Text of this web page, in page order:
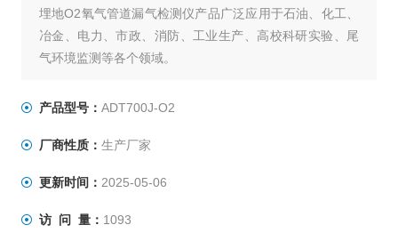
埋地O2氧气管道漏气检测仪产品广泛应用于石油、化工、
冶金、电力、市政、消防、工业生产、高校科研实验、尾
气环境监测等各个领域。
产品型号： ADT700J-O2
厂商性质： 生产厂家
更新时间： 2025-05-06
访 问 量： 1093